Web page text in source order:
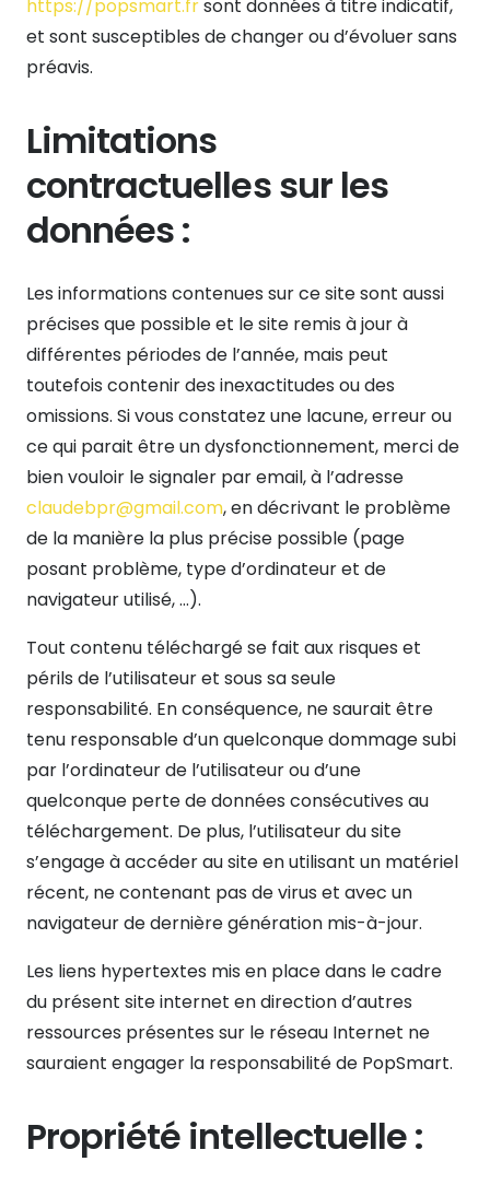
https://popsmart.frsont données à titre indicatif,
et sont susceptibles de changer ou d’évoluer sans
préavis.
Limitations
contractuelles sur les
données :
Les informations contenues sur ce site sont aussi
précises que possible et le site remis à jour à
différentes périodes de l’année, mais peut
toutefois contenir des inexactitudes ou des
omissions. Si vous constatez une lacune, erreur ou
ce qui parait être un dysfonctionnement, merci de
bien vouloir le signaler par email, à l’adresse
claudebpr@gmail.com, en décrivant le problème
de la manière la plus précise possible (page
posant problème, type d’ordinateur et de
navigateur utilisé, …).
Tout contenu téléchargé se fait aux risques et
périls de l’utilisateur et sous sa seule
responsabilité. En conséquence, ne saurait être
tenu responsable d’un quelconque dommage subi
par l’ordinateur de l’utilisateur ou d’une
quelconque perte de données consécutives au
téléchargement. De plus, l’utilisateur du site
s’engage à accéder au site en utilisant un matériel
récent, ne contenant pas de virus et avec un
navigateur de dernière génération mis-à-jour.
Les liens hypertextes mis en place dans le cadre
du présent site internet en direction d’autres
ressources présentes sur le réseau Internet ne
sauraient engager la responsabilité de PopSmart.
Propriété intellectuelle :